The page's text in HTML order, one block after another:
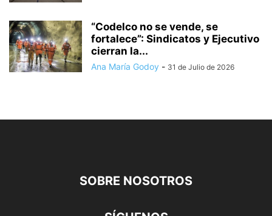
“Codelco no se vende, se
fortalece”: Sindicatos y Ejecutivo
cierran la...
Ana María Godoy - 31 de Julio de 2026
SOBRE NOSOTROS